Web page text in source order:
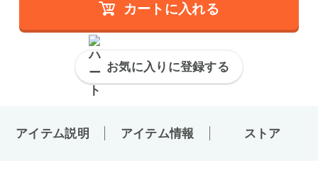
カートに入れる
お気に入りに登録する
アイテム説明 アイテム情報 ストア